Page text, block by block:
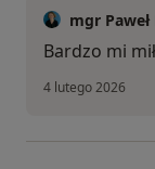
mgr
Bardzo mi
4 lutego 2026